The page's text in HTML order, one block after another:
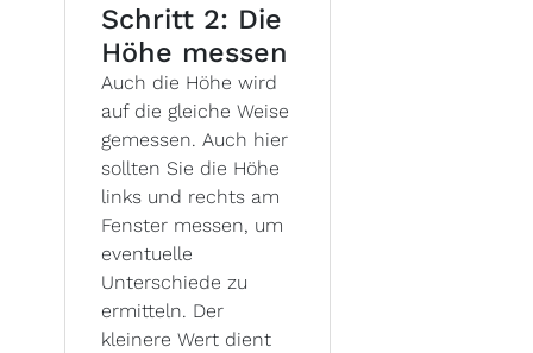
Schritt 2: Die
Höhe messen
Auch die Höhe wird
auf die gleiche Weise
gemessen. Auch hier
sollten Sie die Höhe
links und rechts am
Fenster messen, um
eventuelle
Unterschiede zu
ermitteln. Der
kleinere Wert dient